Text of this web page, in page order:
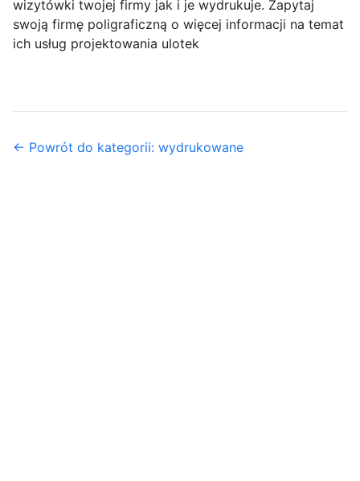
wizytówki twojej firmy jak i je wydrukuje. Zapytaj
swoją firmę poligraficzną o więcej informacji na temat
ich usług projektowania ulotek
← Powrót do kategorii: wydrukowane